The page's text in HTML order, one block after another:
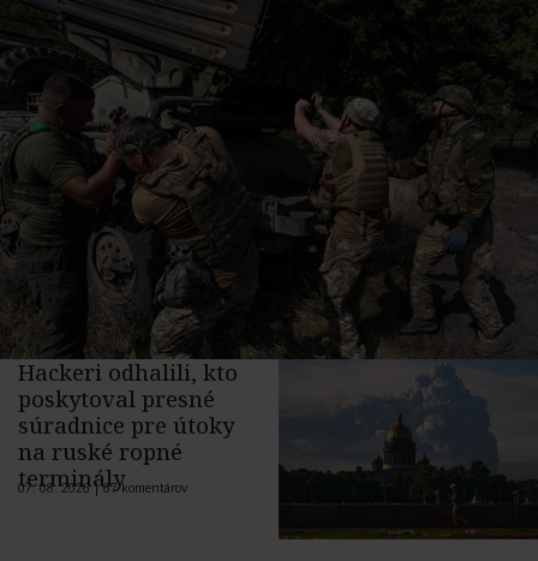
Hackeri odhalili, kto
poskytoval presné
súradnice pre útoky
na ruské ropné
terminály
07. 08. 2026 |67 komentárov